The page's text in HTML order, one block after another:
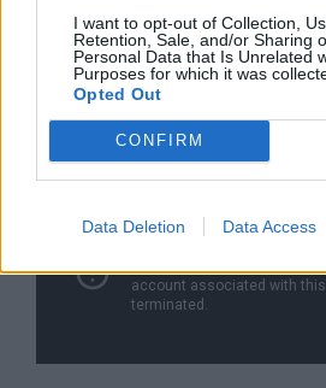
I want to opt-out of Collection,
Retention, Sale, and/or Sharing
Personal Data that Is Unrelated
Purposes for which it was
Opted Out
CONFIRM
Data Deletion Data Access
Ugyanakkor pozitívum,
pokol díszítő elemeit
feneketlen mélység) is
javunkra.